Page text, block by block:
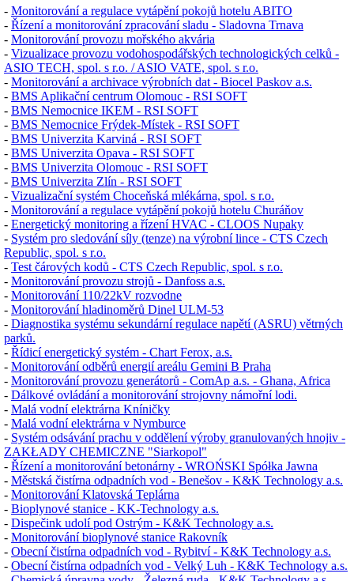
- Monitorování a regulace vytápění pokojů hotelu ABITO
- Řízení a monitorování zpracování sladu - Sladovna Trnava
- Monitorování provozu mořského akvária
- Vizualizace provozu vodohospodářských technologických celků -
ASIO TECH, spol. s r.o. / ASIO VATE, spol. s r.o.
- Monitorování a archivace výrobních dat - Biocel Paskov a.s.
- BMS Aplikační centrum Olomouc - RSI SOFT
- BMS Nemocnice IKEM - RSI SOFT
- BMS Nemocnice Frýdek-Místek - RSI SOFT
- BMS Univerzita Karviná - RSI SOFT
- BMS Univerzita Opava - RSI SOFT
- BMS Univerzita Olomouc - RSI SOFT
- BMS Univerzita Zlín - RSI SOFT
- Vizualizační systém Choceňská mlékárna, spol. s r.o.
- Monitorování a regulace vytápění pokojů hotelu Churáňov
- Energetický monitoring a řízení HVAC - CLOOS Nupaky
- Systém pro sledování síly (tenze) na výrobní lince - CTS Czech
Republic, spol. s r.o.
- Test čárových kodů - CTS Czech Republic, spol. s r.o.
- Monitorování provozu strojů - Danfoss a.s.
- Monitorování 110/22kV rozvodne
- Monitorování hladinoměrů Dinel ULM-53
- Diagnostika systému sekundární regulace napětí (ASRU) větrných
parků.
- Řídicí energetický systém - Chart Ferox, a.s.
- Monitorování odběrů energií areálu Gemini B Praha
- Monitorování provozu generátorů - ComAp a.s. - Ghana, Africa
- Dálkové ovládání a monitorování strojovny námořní lodi.
- Malá vodní elektrárna Kníničky
- Malá vodní elektrárna v Nymburce
- Systém odsávání prachu v oddělení výroby granulovaných hnojiv -
ZAKŁADY CHEMICZNE "Siarkopol"
- Řízení a monitorování betonárny - WROŃSKI Spółka Jawna
- Městská čistírna odpadních vod - Benešov - K&K Technology a.s.
- Monitorování Klatovská Teplárna
- Bioplynové stanice - KK-Technology a.s.
- Dispečink udolí pod Ostrým - K&K Technology a.s.
- Monitorování bioplynové stanice Rakovník
- Obecní čistírna odpadních vod - Rybitví - K&K Technology a.s.
- Obecní čistírna odpadních vod - Velký Luh - K&K Technology a.s.